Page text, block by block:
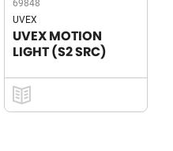
UVEX
UVEX MOTION
LIGHT (S2 SRC)